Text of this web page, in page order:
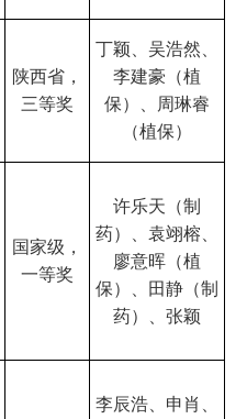
陕西省，
三等奖
丁颖、吴浩然、
李建豪（植
保）、周琳睿
（植保）
国家级，
一等奖
许乐天（制
药）、袁翊榕、
廖意晖（植
保）、田静（制
药）、张颖
李辰浩、申肖、